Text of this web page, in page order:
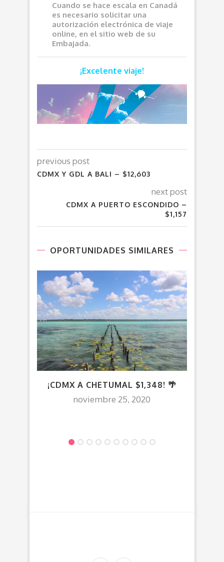
Cuando se hace escala en Canadá
es necesario solicitar una
autorización electrónica de viaje
online, en el sitio web de su
Embajada.
¡Excelente viaje!
previous post
CDMX Y GDL A BALI – $12,603
next post
CDMX A PUERTO ESCONDIDO –
$1,157
OPORTUNIDADES SIMILARES
¡CDMX A CHETUMAL $1,348! 🌴
noviembre 25, 2020